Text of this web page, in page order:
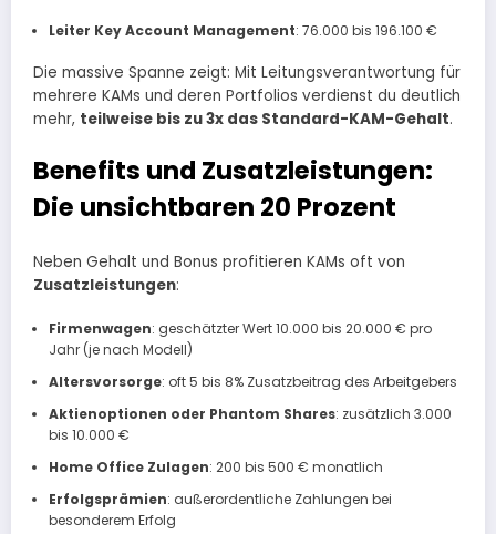
Leiter Key Account Management: 76.000 bis 196.100 €
Die massive Spanne zeigt: Mit Leitungsverantwortung für
mehrere KAMs und deren Portfolios verdienst du deutlich
mehr, teilweise bis zu 3x das Standard-KAM-Gehalt.​
Benefits und Zusatzleistungen:
Die unsichtbaren 20 Prozent
Neben Gehalt und Bonus profitieren KAMs oft von
Zusatzleistungen:
Firmenwagen: geschätzter Wert 10.000 bis 20.000 € pro
Jahr (je nach Modell)
Altersvorsorge: oft 5 bis 8% Zusatzbeitrag des Arbeitgebers
Aktienoptionen oder Phantom Shares: zusätzlich 3.000
bis 10.000 €
Home Office Zulagen: 200 bis 500 € monatlich
Erfolgsprämien: außerordentliche Zahlungen bei
besonderem Erfolg